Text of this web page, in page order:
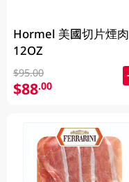
Hormel 美國切片煙肉
12OZ
$95.00
$88.00